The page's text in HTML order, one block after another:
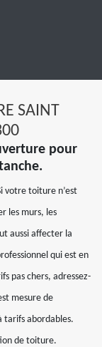
SAINT
pour
votre toiture n’est
les murs, les
aussi affecter la
qui est en
pas chers, adressez-
mesure de
tarifs abordables.
de toiture.